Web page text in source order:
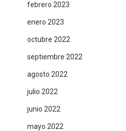
febrero 2023
enero 2023
octubre 2022
septiembre 2022
agosto 2022
julio 2022
junio 2022
mayo 2022